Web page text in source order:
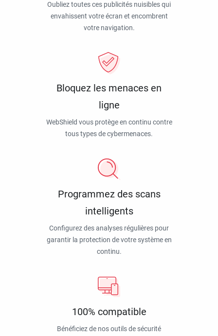
Oubliez toutes ces publicités nuisibles qui
envahissent votre écran et encombrent
votre navigation.
Bloquez les menaces en
ligne
WebShield vous protège en continu contre
tous types de cybermenaces.
Programmez des scans
intelligents
Configurez des analyses régulières pour
garantir la protection de votre système en
continu.
100% compatible
Bénéficiez de nos outils de sécurité